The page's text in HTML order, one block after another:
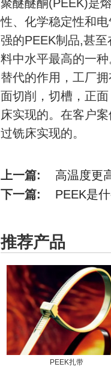
聚醚醚酮(PEEK)是
性、化学稳定性和
强的PEEK制品,甚
料中水平最高的一
替代的作用， 工厂
面切削，切槽，正
床实现的。在客户
过铣床实现的。
上一篇: 高温度更
下一篇: PEEK是
推荐产品
PEEK扎带